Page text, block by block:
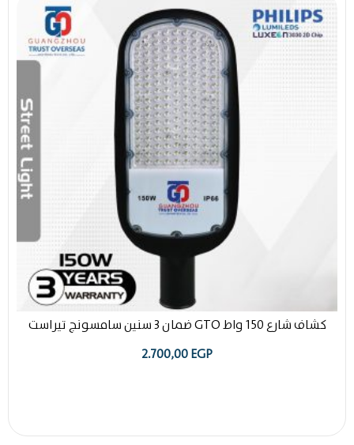
كشاف شارع 150 واط GTO ضمان 3 سنين سامسونج تيراست
2.700,00EGP